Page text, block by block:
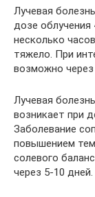
Лучевая
дозе
несколько
тяжело. При
возможно
Лучевая
возникает при
Заболевание
повышением
солевого
через 5-10 дней.